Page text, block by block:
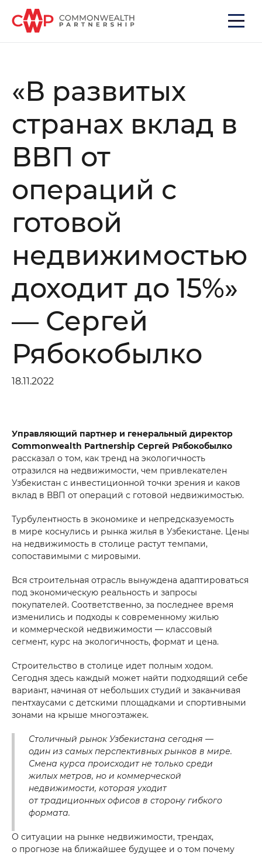
«В развитых
странах вклад в
ВВП от
операций с
готовой
недвижимостью
доходит до 15%»
— Сергей
Рябокобылко
18.11.2022
Управляющий партнер и генеральный директор
Commonwealth Partnership Сергей Рябокобылко
рассказал о том, как тренд на экологичность
отразился на недвижимости, чем привлекателен
Узбекистан с инвестиционной точки зрения и каков
вклад в ВВП от операций с готовой недвижимостью.
Турбулентность в экономике и непредсказуемость
в мире коснулись и рынка жилья в Узбекистане. Цены
на недвижимость в столице растут темпами,
сопоставимыми с мировыми.
Вся строительная отрасль вынуждена адаптироваться
под экономическую реальность и запросы
покупателей. Соответственно, за последнее время
изменились и подходы к современному жилью
и коммерческой недвижимости — классовый
сегмент, курс на экологичность, формат и цена.
Строительство в столице идет полным ходом.
Сегодня здесь каждый может найти подходящий себе
вариант, начиная от небольших студий и заканчивая
пентхаусами с детскими площадками и спортивными
зонами на крыше многоэтажек.
Столичный рынок Узбекистана сегодня —
один из самых перспективных рынков в мире.
Смена курса происходит не только среди
жилых метров, но и коммерческой
недвижимости, которая уходит
от традиционных офисов в сторону гибкого
формата.
О ситуации на рынке недвижимости, трендах,
о прогнозе на ближайшее будущее и о том почему